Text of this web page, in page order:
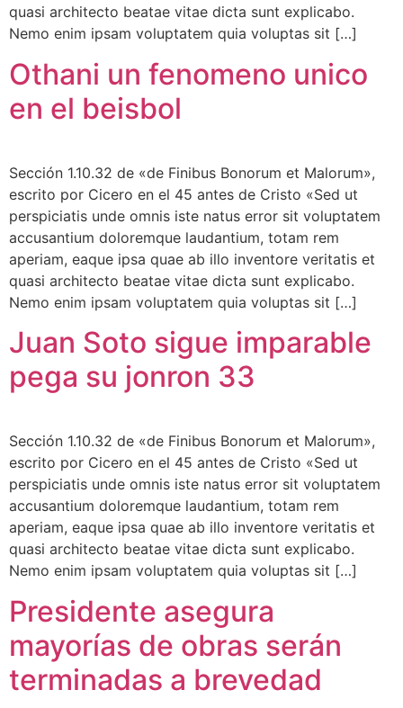
quasi architecto beatae vitae dicta sunt explicabo.
Nemo enim ipsam voluptatem quia voluptas sit […]
Othani un fenomeno unico
en el beisbol
Sección 1.10.32 de «de Finibus Bonorum et Malorum»,
escrito por Cicero en el 45 antes de Cristo «Sed ut
perspiciatis unde omnis iste natus error sit voluptatem
accusantium doloremque laudantium, totam rem
aperiam, eaque ipsa quae ab illo inventore veritatis et
quasi architecto beatae vitae dicta sunt explicabo.
Nemo enim ipsam voluptatem quia voluptas sit […]
Juan Soto sigue imparable
pega su jonron 33
Sección 1.10.32 de «de Finibus Bonorum et Malorum»,
escrito por Cicero en el 45 antes de Cristo «Sed ut
perspiciatis unde omnis iste natus error sit voluptatem
accusantium doloremque laudantium, totam rem
aperiam, eaque ipsa quae ab illo inventore veritatis et
quasi architecto beatae vitae dicta sunt explicabo.
Nemo enim ipsam voluptatem quia voluptas sit […]
Presidente asegura
mayorías de obras serán
terminadas a brevedad